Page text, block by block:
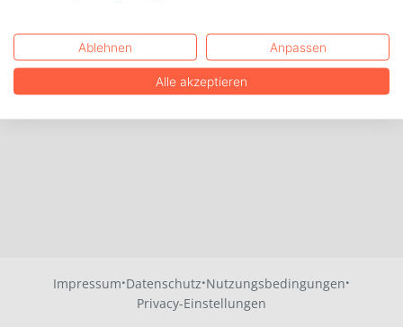
Impressum·Datenschutz·Nutzungsbedingungen·
Privacy-Einstellungen
Ablehnen Anpassen
Alle akzeptieren